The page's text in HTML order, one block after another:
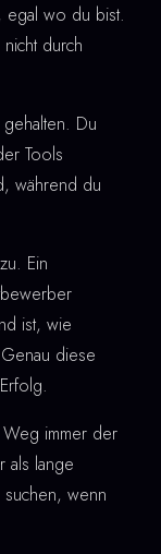
egal wo du bist.
durch
Du
Tools
während du
Ein
ist, wie
diese
immer der
als lange
wenn